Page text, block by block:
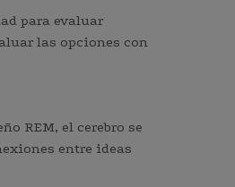
para evaluar
las opciones con
REM, el cerebro se
entre ideas